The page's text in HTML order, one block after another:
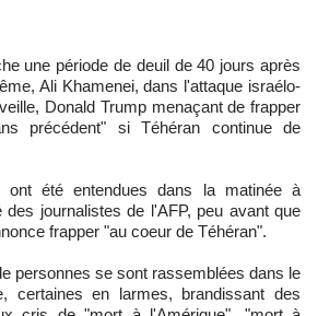
Ali Khamenei, dans l'attaque israélo-
Donald Trump menaçant de frapper
précédent" si Téhéran continue de
ont été entendues dans la matinée à
des journalistes de l'AFP, peu avant que
frapper "au coeur de Téhéran".
personnes se sont rassemblées dans le
certaines en larmes, brandissant des